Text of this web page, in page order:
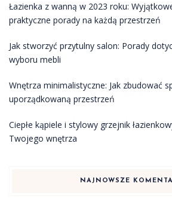
Łazienka z wanną w 2023 roku:
praktyczne porady na każdą przestrzeń
Jak stworzyć przytulny salon: Porady
wyboru mebli
Wnętrza minimalistyczne: Jak zbudować
uporządkowaną przestrzeń
Ciepłe kąpiele i stylowy grzejnik
Twojego wnętrza
NAJNOWSZE